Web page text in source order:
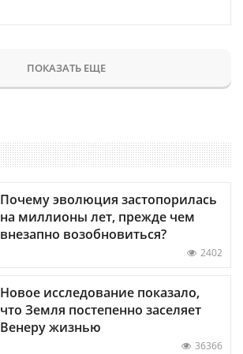
ПОКАЗАТЬ ЕЩЕ
Почему эволюция застопорилась
на миллионы лет, прежде чем
внезапно возобновиться?
2402
Новое исследование показало,
что Земля постепенно заселяет
Венеру жизнью
36366